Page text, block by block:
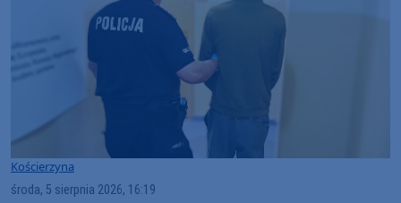
Kościerzyna
środa, 5 sierpnia 2026, 16:19